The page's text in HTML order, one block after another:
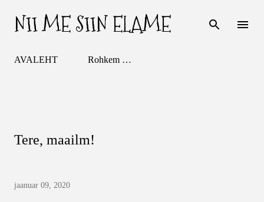
Otse põhisisu juurde
NII ME SIIN ELAME
AVALEHT Rohkem …
Tere, maailm!
jaanuar 09, 2020